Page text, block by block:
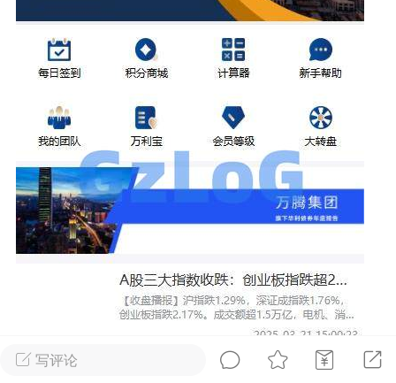
forwarding request.“警告(推荐)
1 1
版的安装配置教程及使用保姆级教程
写评论